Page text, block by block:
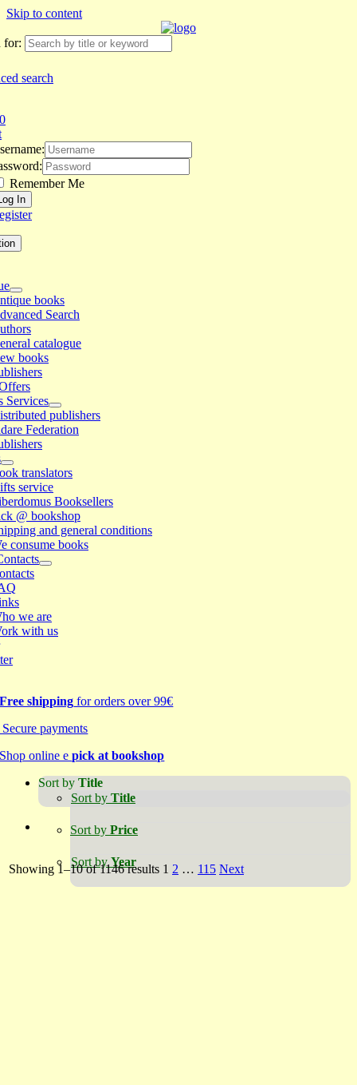
Skip to content
for:
search
0
Remember Me
books
Search
catalogue
books
Services
publishers
Federation
translators
service
Booksellers
@ bookshop
and general conditions
consume books
we are
with us
Free shipping for orders over 99€
Secure payments
Shop online epick at bookshop
Sort by Title
Sort by Title
Sort by Price
Sort byYear
Showing 1–10 of 1146 results 1 2 … 115 Next